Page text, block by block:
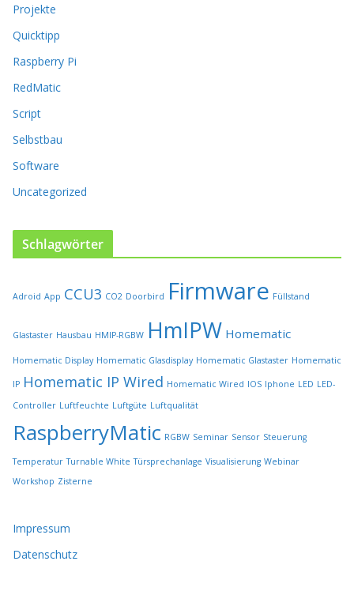
n
u
f
e
r
r
d
u
e
t
e
w
h
l
t
w
e
d
n
Projekte
Quicktipp
Raspberry Pi
RedMatic
Script
Selbstbau
Software
Uncategorized
Schlagwörter
Adroid App CCU3 CO2 Doorbird Firmware Füllstand
Glastaster Hausbau HMIP-RGBW HmIPW Homematic
Homematic Display Homematic Glasdisplay Homematic Glastaster Homematic
IP Homematic IP Wired Homematic Wired IOS Iphone LED LED-
Controller Luftfeuchte Luftgüte Luftqualität
RaspberryMatic RGBW Seminar Sensor Steuerung
Temperatur Turnable White Türsprechanlage Visualisierung Webinar
Workshop Zisterne
Impressum
Datenschutz